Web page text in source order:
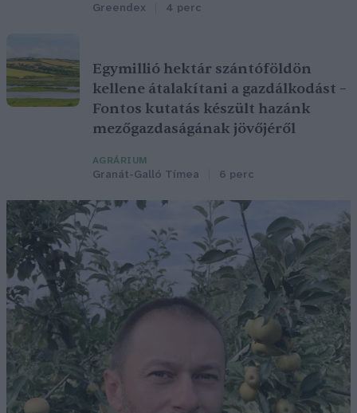
Greendex 4 perc
Egymillió hektár szántóföldön
kellene átalakítani a gazdálkodást –
Fontos kutatás készült hazánk
mezőgazdaságának jövőjéről
AGRÁRIUM
Granát-Galló Tímea 6 perc